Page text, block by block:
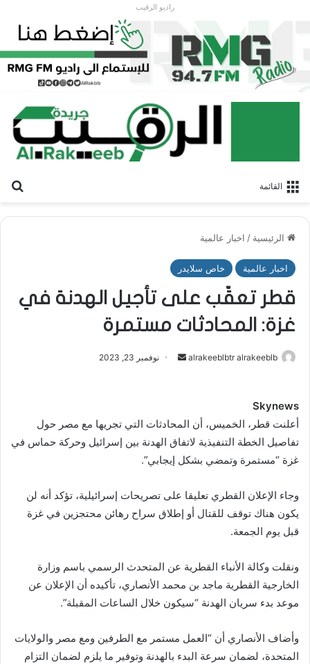
راديو الرقيب
القائمة
الرئيسية / اخبار عالمية
اخبار عالمية خاص سلايدر
قطر تعقّب على تأجيل الهدنة في
غزة: المحادثات مستمرة
alrakeeblbtr alrakeeblb
ب
ر
ر
و
ن
ا
نوفمبر 23, 2023
Skynews
أعلنت قطر، الخميس، أن المحادثات التي تجريها مع مصر حول
تفاصيل الخطة التنفيذية لاتفاق الهدنة بين إسرائيل وحركة حماس في
غزة “مستمرة وتمضي بشكل إيجابي”.
وجاء الإعلان القطري تعليقا على تصريحات إسرائيلية، تؤكد أنه لن
يكون هناك توقف للقتال أو إطلاق سراح رهائن محتجزين في غزة
قبل يوم الجمعة.
ونقلت وكالة الأنباء القطرية عن المتحدث الرسمي باسم وزارة
الخارجية القطرية ماجد بن محمد الأنصاري، تأكيده أن الإعلان عن
موعد بدء سريان الهدنة “سيكون خلال الساعات المقبلة”.
وأضاف الأنصاري أن “العمل مستمر مع الطرفين ومع مصر والولايات
المتحدة، لضمان سرعة البدء بالهدنة وتوفير ما يلزم لضمان التزام